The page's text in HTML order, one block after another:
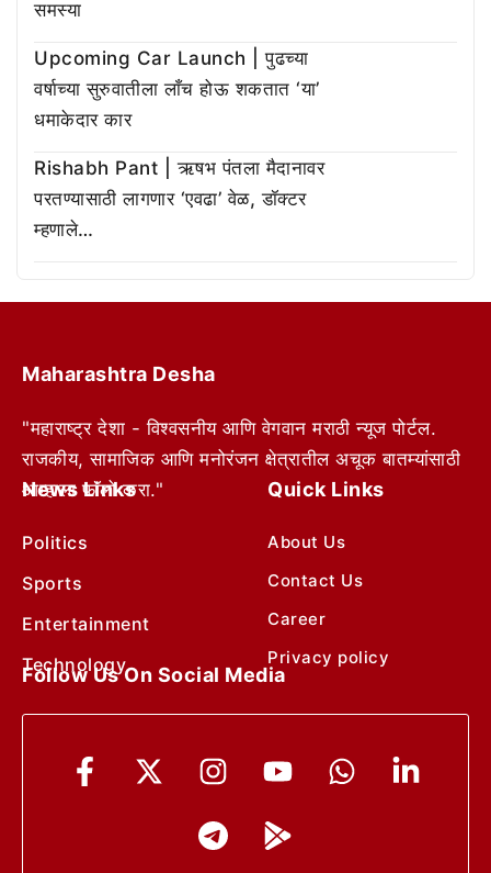
समस्या
Upcoming Car Launch | पुढच्या
वर्षाच्या सुरुवातीला लाँच होऊ शकतात ‘या’
धमाकेदार कार
Rishabh Pant | ऋषभ पंतला मैदानावर
परतण्यासाठी लागणार ‘एवढा’ वेळ, डॉक्टर
म्हणाले…
Maharashtra Desha
"महाराष्ट्र देशा - विश्वसनीय आणि वेगवान मराठी न्यूज पोर्टल.
राजकीय, सामाजिक आणि मनोरंजन क्षेत्रातील अचूक बातम्यांसाठी
आम्हाला फॉलो करा."
News Links
Politics
Sports
Entertainment
Technology
Quick Links
About Us
Contact Us
Career
Privacy policy
Follow Us On Social Media